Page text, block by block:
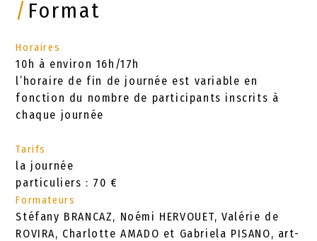
/ Format
Horaires
10h à environ 16h/17h
l’horaire de fin de journée est variable en
fonction du nombre de participants inscrits à
chaque journée
Tarifs
la journée
particuliers : 70 €
Formateurs
Stéfany BRANCAZ, Noémi HERVOUET, Valérie de
ROVIRA, Charlotte AMADO et Gabriela PISANO, art-